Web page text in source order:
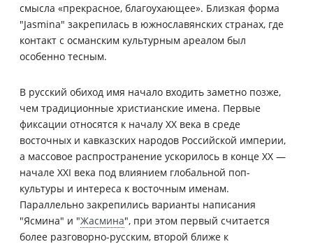
смысла «прекрасное, благоухающее». Близкая форма
"Jasmina" закрепилась в южнославянских странах, где
контакт с османским культурным ареалом был
особенно тесным.
В русский обиход имя начало входить заметно позже,
чем традиционные христианские имена. Первые
фиксации относятся к началу XX века в среде
восточных и кавказских народов Российской империи,
а массовое распространение ускорилось в конце XX —
начале XXI века под влиянием глобальной поп-
культуры и интереса к восточным именам.
Параллельно закрепились варианты написания
"Ясмина" и "Жасмина", при этом первый считается
более разговорно-русским, второй ближе к